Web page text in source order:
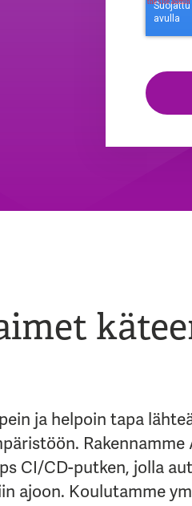
ja helpoin tapa
Rakennamme
CI/CD-putken, jolla
ajoon. Koulutamme